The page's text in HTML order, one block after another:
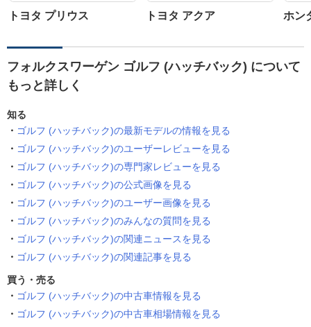
トヨタ プリウス トヨタ アクア ホン
フォルクスワーゲン ゴルフ (ハッチバック) について
もっと詳しく
知る
ゴルフ (ハッチバック)の最新モデルの情報を見る
ゴルフ (ハッチバック)のユーザーレビューを見る
ゴルフ (ハッチバック)の専門家レビューを見る
ゴルフ (ハッチバック)の公式画像を見る
ゴルフ (ハッチバック)のユーザー画像を見る
ゴルフ (ハッチバック)のみんなの質問を見る
ゴルフ (ハッチバック)の関連ニュースを見る
ゴルフ (ハッチバック)の関連記事を見る
買う・売る
ゴルフ (ハッチバック)の中古車情報を見る
ゴルフ (ハッチバック)の中古車相場情報を見る